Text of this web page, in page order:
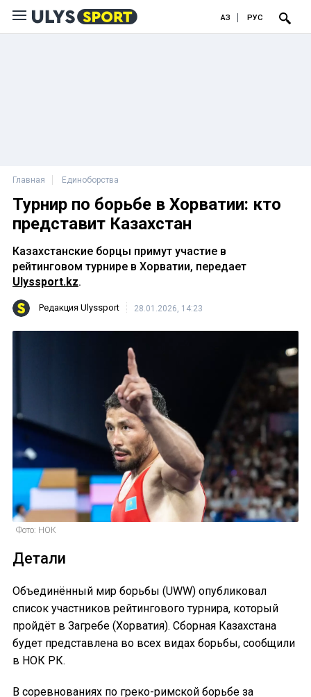
ҚАЗ РУС
Главная Единоборства
Турнир по борьбе в Хорватии: кто
представит Казахстан
Казахстанские борцы примут участие в
рейтинговом турнире в Хорватии, передает
Ulyssport.kz.
Редакция Ulyssport 28.01.2026, 14:23
Фото: НОК
Детали
Объединённый мир борьбы (UWW) опубликовал
список участников рейтингового турнира, который
пройдёт в Загребе (Хорватия). Сборная Казахстана
будет представлена во всех видах борьбы, сообщили
в НОК РК.
В соревнованиях по греко-римской борьбе за